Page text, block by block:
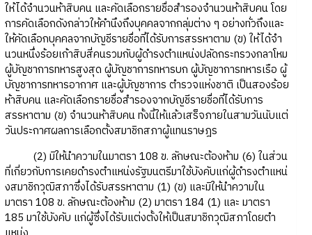
ให้ได้จํานวนห้าสิบคน และคัดเลือกรายชื่อสํารองจํานวนห้าสิบคน โดย
การคัดเลือกดังกล่าวให้คํานึงถึงบุคคลจากกลุ่มต่าง ๆ อย่างทั่วถึงและ
ให้คัดเลือกบุคคลจากบัญชีรายชื่อที่ได้รับการสรรหาตาม (ข) ให้ได้จํา
นวนหนึ่งร้อยเก้าสิบสี่คนรวมกับผู้ดํารงตําแหน่งปลัดกระทรวงกลาโหม
ผู้บัญชาการทหารสูงสุด ผู้บัญชาการทหารบก ผู้บัญชาการทหารเรือ ผู้
บัญชาการทหารอากาศ และผู้บัญชาการ ตํารวจแห่งชาติ เป็นสองร้อย
ห้าสิบคน และคัดเลือกรายชื่อสํารองจากบัญชีรายชื่อที่ได้รับการ
สรรหาตาม (ข) จํานวนห้าสิบคน ทั้งนี้ให้แล้วเสร็จภายในสามวันนับแต่
วันประกาศผลการเลือกตั้งสมาชิกสภาผู้แทนราษฎร
(2) มิให้นําความในมาตรา 108 ข. ลักษณะต้องห้าม (6) ในส่วน
ที่เกี่ยวกับการเคยดํารงตําแหน่งรัฐมนตรีมาใช้บังคับแก่ผู้ดํารงตําแหน่
งสมาชิกวุฒิสภาซึ่งได้รับสรรหาตาม (1) (ข) และมิให้นําความใน
มาตรา 108 ข. ลักษณะต้องห้าม (2) มาตรา 184 (1) และ มาตรา
185 มาใช้บังคับ แก่ผู้ซึ่งได้รับแต่งตั้งให้เป็นสมาชิกวุฒิสภาโดยตํา